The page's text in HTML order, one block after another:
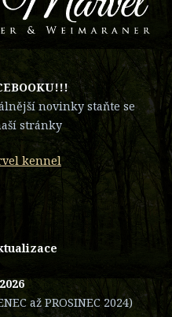
novinky staňte se
stránky
kennel
až PROSINEC 2024)